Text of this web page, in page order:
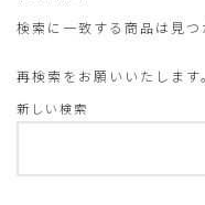
検索に一致する商品は見
再検索をお願いいたします
新しい検索